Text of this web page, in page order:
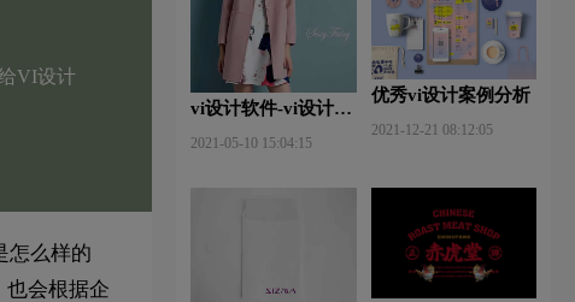
VI设计
怎么样的
也会根据企
vi设计软件-vi设计用
2021-05-10 15:04:15
优秀vi设计案例分析
2021-12-21 08:12:05